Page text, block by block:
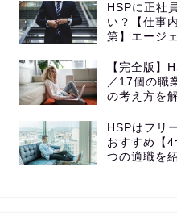
HSPに正社
い？【仕事
第】エージ
【完全版】
／17個の職
の考え方を
HSPはフリ
おすすめ【
つの適職を紹